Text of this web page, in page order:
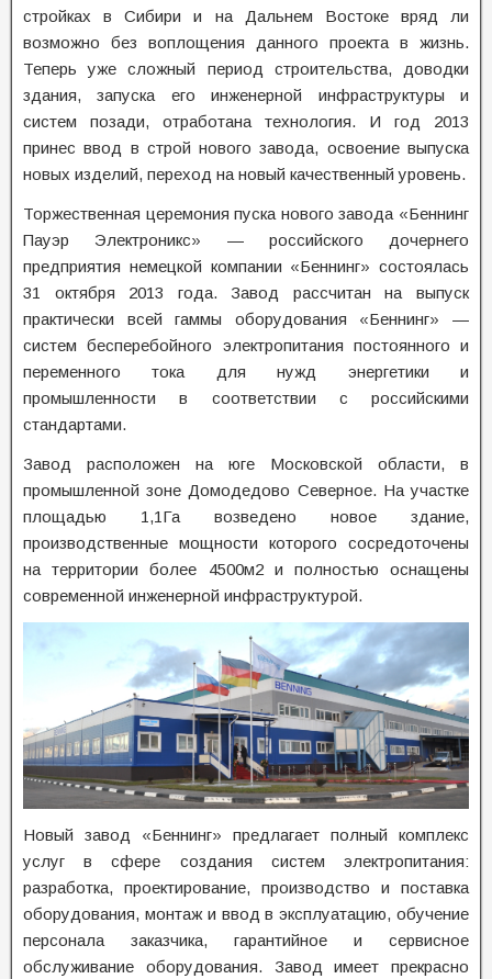
стройках в Сибири и на Дальнем Востоке вряд ли
возможно без воплощения данного проекта в жизнь.
Теперь уже сложный период строительства, доводки
здания, запуска его инженерной инфраструктуры и
систем позади, отработана технология. И год 2013
принес ввод в строй нового завода, освоение выпуска
новых изделий, переход на новый качественный уровень.
Торжественная церемония пуска нового завода «Беннинг
Пауэр Электроникс» — российского дочернего
предприятия немецкой компании «Беннинг» состоялась
31 октября 2013 года. Завод рассчитан на выпуск
практически всей гаммы оборудования «Беннинг» —
систем бесперебойного электропитания постоянного и
переменного тока для нужд энергетики и
промышленности в соответствии с российскими
стандартами.
Завод расположен на юге Московской области, в
промышленной зоне Домодедово Северное. На участке
площадью 1,1Га возведено новое здание,
производственные мощности которого сосредоточены
на территории более 4500м2 и полностью оснащены
современной инженерной инфраструктурой.
Новый завод «Беннинг» предлагает полный комплекс
услуг в сфере создания систем электропитания:
разработка, проектирование, производство и поставка
оборудования, монтаж и ввод в эксплуатацию, обучение
персонала заказчика, гарантийное и сервисное
обслуживание оборудования. Завод имеет прекрасно